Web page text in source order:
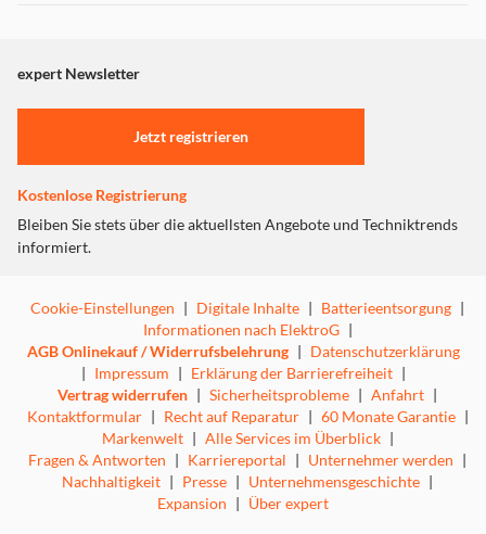
"Marketing".
Einstellungen anpassen
expert Newsletter
Jetzt registrieren
Kostenlose Registrierung
Bleiben Sie stets über die aktuellsten Angebote und Techniktrends
informiert.
Cookie-Einstellungen | Digitale Inhalte | Batterieentsorgung |
Informationen nach ElektroG |
AGB Onlinekauf / Widerrufsbelehrung | Datenschutzerklärung
| Impressum | Erklärung der Barrierefreiheit |
Vertrag widerrufen | Sicherheitsprobleme | Anfahrt |
Kontaktformular | Recht auf Reparatur | 60 Monate Garantie |
Markenwelt | Alle Services im Überblick |
Fragen & Antworten | Karriereportal | Unternehmer werden |
Nachhaltigkeit | Presse | Unternehmensgeschichte |
Expansion | Über expert